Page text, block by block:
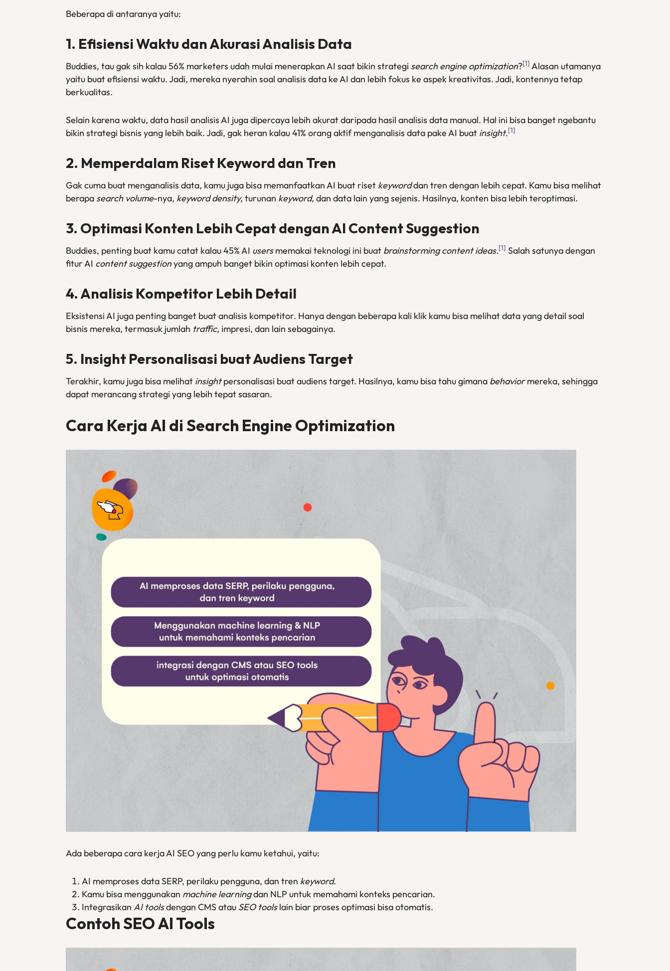
Beberapa di antaranya yaitu:
1. Efisiensi Waktu dan Akurasi Analisis Data
Buddies, tau gak sih kalau 56% marketers udah mulai menerapkan AI saat bikin strategi search engine optimization?[1] Alasan utamanya
yaitu buat efisiensi waktu. Jadi, mereka nyerahin soal analisis data ke AI dan lebih fokus ke aspek kreativitas. Jadi, kontennya tetap
berkualitas.
Selain karena waktu, data hasil analisis AI juga dipercaya lebih akurat daripada hasil analisis data manual. Hal ini bisa banget ngebantu
bikin strategi bisnis yang lebih baik. Jadi, gak heran kalau 41% orang aktif menganalisis data pake AI buat insight.[1]
2. Memperdalam Riset Keyword dan Tren
Gak cuma buat menganalisis data, kamu juga bisa memanfaatkan AI buat riset keyworddan tren dengan lebih cepat. Kamu bisa melihat
berapa search volume-nya, keyword density, turunan keyword, dan data lain yang sejenis. Hasilnya, konten bisa lebih teroptimasi.
3. Optimasi Konten Lebih Cepat dengan AI Content Suggestion
Buddies, penting buat kamu catat kalau 45% AI usersmemakai teknologi ini buat brainstorming content ideas.[1] Salah satunya dengan
fitur AI content suggestionyang ampuh banget bikin optimasi konten lebih cepat.
4. Analisis Kompetitor Lebih Detail
Eksistensi AI juga penting banget buat analisis kompetitor. Hanya dengan beberapa kali klik kamu bisa melihat data yang detail soal
bisnis mereka, termasuk jumlah traffic, impresi, dan lain sebagainya.
5. Insight Personalisasi buat Audiens Target
Terakhir, kamu juga bisa melihat insightpersonalisasi buat audiens target. Hasilnya, kamu bisa tahu gimana behaviormereka, sehingga
dapat merancang strategi yang lebih tepat sasaran.
Cara Kerja AI di Search Engine Optimization
Ada beberapa cara kerja AI SEO yang perlu kamu ketahui, yaitu:
AI memproses data SERP, perilaku pengguna, dan tren keyword.
Kamu bisa menggunakan machine learningdan NLP untuk memahami konteks pencarian.
Integrasikan AI toolsdengan CMS atau SEO toolslain biar proses optimasi bisa otomatis.
Contoh SEO AI Tools